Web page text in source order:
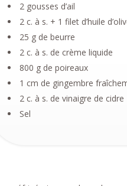
2 gousses d’ail
2 c. à s. + 1 filet d’huile
25 g de beurre
2 c. à s. de crème liquide
800 g de poireaux
1 cm de gingembre
2 c. à s. de vinaigre de cidre
Sel